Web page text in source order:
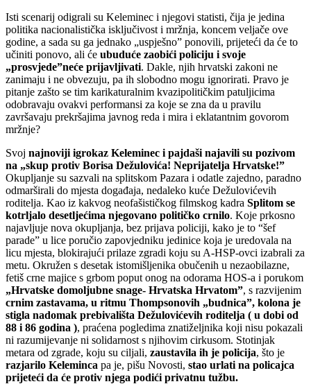
Isti scenarij odigrali su Keleminec i njegovi statisti, čija je jedina
politika nacionalistička isključivost i mržnja, koncem veljače ove
godine, a sada su ga jednako „uspješno” ponovili, prijeteći da će to
učiniti ponovo, ali će ubuduće zaobići policiju i svoje
„prosvjede”neće prijavljivati. Dakle, njih hrvatski zakoni ne
zanimaju i ne obvezuju, pa ih slobodno mogu ignorirati. Pravo je
pitanje zašto se tim karikaturalnim kvazipolitičkim patuljicima
odobravaju ovakvi performansi za koje se zna da u pravilu
završavaju prekršajima javnog reda i mira i eklatantnim govorom
mržnje?
Svoj najnoviji igrokaz Keleminec i pajdaši najavili su pozivom
na „skup protiv Borisa Dežulovića! Neprijatelja Hrvatske!”
Okupljanje su sazvali na splitskom Pazara i odatle zajedno, paradno
odmarširali do mjesta događaja, nedaleko kuće Dežulovićevih
roditelja. Kao iz kakvog neofašističkog filmskog kadra Splitom se
kotrljalo desetljećima njegovano političko crnilo. Koje prkosno
najavljuje nova okupljanja, bez prijava policiji, kako je to “šef
parade” u lice poručio zapovjedniku jedinice koja je uredovala na
licu mjesta, blokirajući prilaze zgradi koju su A-HSP-ovci izabrali za
metu. Okružen s desetak istomišljenika obučenih u nezaobilazne,
fetiš crne majice s grbom poput onog na odorama HOS-a i porukom
„Hrvatske domoljubne snage- Hrvatska Hrvatom”, s razvijenim
crnim zastavama, u ritmu Thompsonovih „budnica”, kolona je
stigla nadomak prebivališta Dežulovićevih roditelja ( u dobi od
88 i 86 godina ), praćena pogledima znatiželjnika koji nisu pokazali
ni razumijevanje ni solidarnost s njihovim cirkusom. Stotinjak
metara od zgrade, koju su ciljali, zaustavila ih je policija, što je
razjarilo Keleminca pa je, pišu Novosti, stao urlati na policajca
prijeteći da će protiv njega podići privatnu tužbu.